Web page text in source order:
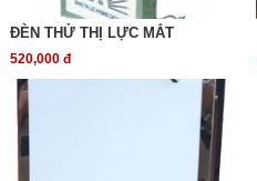
ĐÈN THỬ THỊ LỰC MẮT
520,000 đ